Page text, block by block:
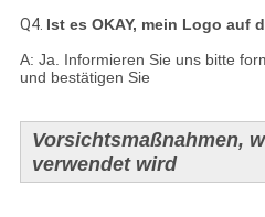
Q4. Ist es OKAY, mein Logo auf
A: Ja. Informieren Sie uns bitte
und bestätigen Sie
Vorsichtsmaßnahmen,
verwendet wird